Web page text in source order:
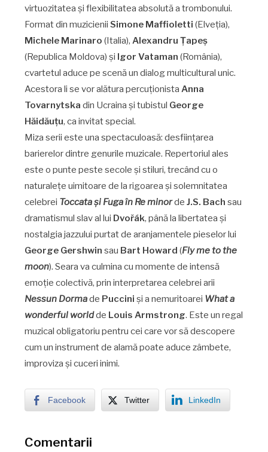
virtuozitatea și flexibilitatea absolută a trombonului.
Format din muzicienii Simone Maffioletti (Elveția),
Michele Marinaro (Italia), Alexandru Țapeș
(Republica Moldova) și Igor Vataman (România),
cvartetul aduce pe scenă un dialog multicultural unic.
Acestora li se vor alătura percuționista Anna
Tovarnytska din Ucraina și tubistul George
Hăidăuțu, ca invitat special.
Miza serii este una spectaculoasă: desființarea
barierelor dintre genurile muzicale. Repertoriul ales
este o punte peste secole și stiluri, trecând cu o
naturalețe uimitoare de la rigoarea și solemnitatea
celebrei Toccata și Fuga în Re minorde J.S. Bach sau
dramatismul slav al lui Dvořák, până la libertatea și
nostalgia jazzului purtat de aranjamentele pieselor lui
George Gershwin sau Bart Howard (Fly me to the
moon). Seara va culmina cu momente de intensă
emoție colectivă, prin interpretarea celebrei arii
Nessun Dormade Puccini și a nemuritoarei What a
wonderful worldde Louis Armstrong. Este un regal
muzical obligatoriu pentru cei care vor să descopere
cum un instrument de alamă poate aduce zâmbete,
improviza și cuceri inimi.
Facebook Twitter LinkedIn
Comentarii